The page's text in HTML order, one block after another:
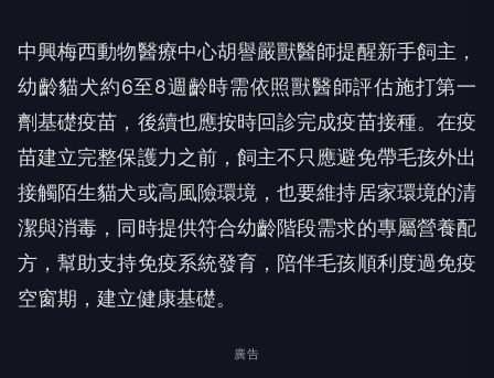
中興梅西動物醫療中心胡譽嚴獸醫師提醒新手飼主，
幼齡貓犬約6至8週齡時需依照獸醫師評估施打第一
劑基礎疫苗，後續也應按時回診完成疫苗接種。在疫
苗建立完整保護力之前，飼主不只應避免帶毛孩外出
接觸陌生貓犬或高風險環境，也要維持居家環境的清
潔與消毒，同時提供符合幼齡階段需求的專屬營養配
方，幫助支持免疫系統發育，陪伴毛孩順利度過免疫
空窗期，建立健康基礎。
廣告